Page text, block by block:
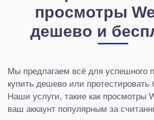
просмотры
дешево и
Мы предлагаем всё для успешного
купить дешево или протестировать
Наши услуги, такие как просмотры
ваш аккаунт популярным за